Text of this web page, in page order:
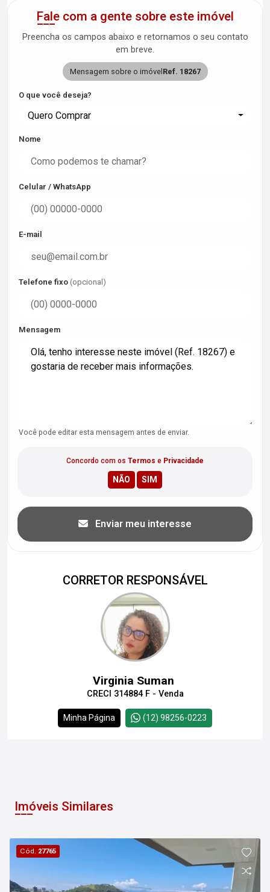
Fale com a gente sobre este imóvel
Preencha os campos abaixo e retornamos o seu contato
em breve.
Mensagem sobre o imóvelRef. 18267
O que você deseja?
Quero Comprar
Nome
Celular / WhatsApp
E-mail
Telefone fixo (opcional)
Mensagem
Você pode editar esta mensagem antes de enviar.
Concordo com os Termos e Privacidade
Enviar meu interesse
CORRETOR RESPONSÁVEL
Virginia Suman
CRECI 314884 F - Venda
Minha Página (12) 98256-0223
Imóveis Similares
Cód. 27765